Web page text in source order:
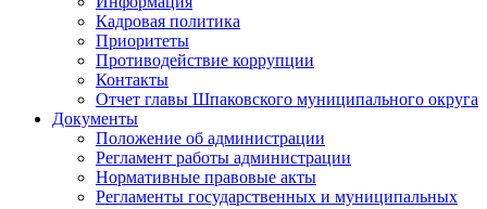
Кадровая политика
Приоритеты
Противодействие коррупции
Контакты
Отчет главы Шпаковского муниципального округа
Документы
Положение об администрации
Регламент работы администрации
Нормативные правовые акты
Регламенты государственных и муниципальных